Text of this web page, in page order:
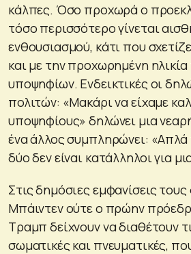
κάλπες. Όσο προχωρά ο
τόσο περισσότερο γίνεται
ενθουσιασμού, κάτι που
και με την προχωρημένη
υποψηφίων. Ενδεικτικές οι
πολιτών: «Μακάρι να είχαμε
υποψηφίους» δηλώνει μια
ένα άλλος συμπληρώνει: «Απλά
δύο δεν είναι κατάλληλοι για
Στις δημόσιες εμφανίσεις
Μπάιντεν ούτε ο πρώην
Τραμπ δείχνουν να διαθέτουν
σωματικές και πνευματικές,